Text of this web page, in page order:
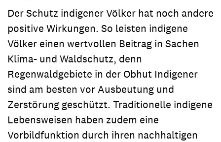
Der Schutz indigener Völker hat noch andere
positive Wirkungen. So leisten indigene
Völker einen wertvollen Beitrag in Sachen
Klima- und Waldschutz, denn
Regenwaldgebiete in der Obhut Indigener
sind am besten vor Ausbeutung und
Zerstörung geschützt. Traditionelle indigene
Lebensweisen haben zudem eine
Vorbildfunktion durch ihren nachhaltigen